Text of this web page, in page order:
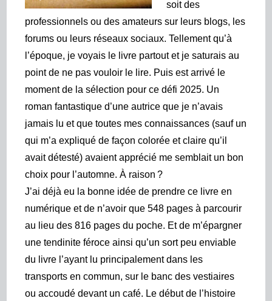
soit des
professionnels ou des amateurs sur leurs blogs, les
forums ou leurs réseaux sociaux. Tellement qu’à
l’époque, je voyais le livre partout et je saturais au
point de ne pas vouloir le lire. Puis est arrivé le
moment de la sélection pour ce défi 2025. Un
roman fantastique d’une autrice que je n’avais
jamais lu et que toutes mes connaissances (sauf un
qui m’a expliqué de façon colorée et claire qu’il
avait détesté) avaient apprécié me semblait un bon
choix pour l’automne. À raison ?
J’ai déjà eu la bonne idée de prendre ce livre en
numérique et de n’avoir que 548 pages à parcourir
au lieu des 816 pages du poche. Et de m’épargner
une tendinite féroce ainsi qu’un sort peu enviable
du livre l’ayant lu principalement dans les
transports en commun, sur le banc des vestiaires
ou accoudé devant un café. Le début de l’histoire